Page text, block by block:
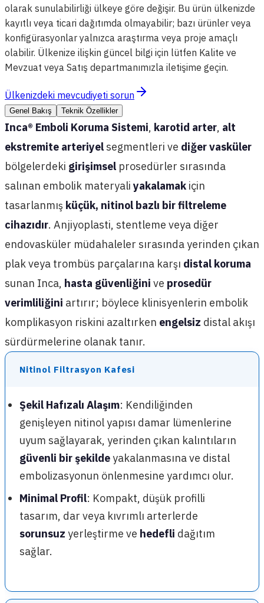
olarak sunulabilirliği ülkeye göre değişir. Bu ürün ülkenizde
kayıtlı veya ticari dağıtımda olmayabilir; bazı ürünler veya
konfigürasyonlar yalnızca araştırma veya proje amaçlı
olabilir. Ülkenize ilişkin güncel bilgi için lütfen Kalite ve
Mevzuat veya Satış departmanımızla iletişime geçin.
Ülkenizdeki mevcudiyeti sorun
Genel Bakış Teknik Özellikler
Inca® Emboli Koruma Sistemi, karotid arter, alt
ekstremite arteriyel segmentleri ve diğer vasküler
bölgelerdeki girişimsel prosedürler sırasında
salınan embolik materyali yakalamak için
tasarlanmış küçük, nitinol bazlı bir filtreleme
cihazıdır. Anjiyoplasti, stentleme veya diğer
endovasküler müdahaleler sırasında yerinden çıkan
plak veya trombüs parçalarına karşı distal koruma
sunan Inca, hasta güvenliğini ve prosedür
verimliliğini artırır; böylece klinisyenlerin embolik
komplikasyon riskini azaltırken engelsiz distal akışı
sürdürmelerine olanak tanır.
Nitinol Filtrasyon Kafesi
Şekil Hafızalı Alaşım: Kendiliğinden
genişleyen nitinol yapısı damar lümenlerine
uyum sağlayarak, yerinden çıkan kalıntıların
güvenli bir şekildeyakalanmasına ve distal
embolizasyonun önlenmesine yardımcı olur.
Minimal Profil: Kompakt, düşük profilli
tasarım, dar veya kıvrımlı arterlerde
sorunsuz yerleştirme ve hedefli dağıtım
sağlar.